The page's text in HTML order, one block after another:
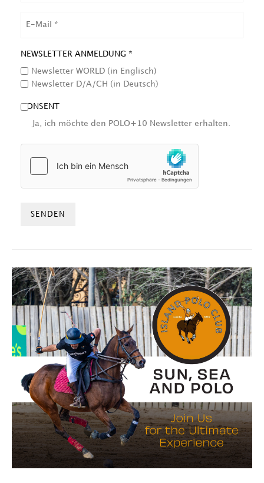
NEWSLETTER ANMELDUNG *
Newsletter WORLD (in Englisch)
Newsletter D/A/CH (in Deutsch)
CONSENT
Ja, ich möchte den POLO+10 Newsletter erhalten.